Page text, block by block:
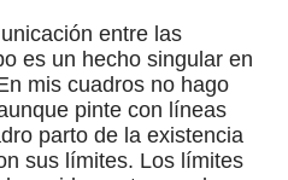
entre las
es un hecho singular en
mis cuadros no hago
pinte con líneas
parto de la existencia
sus límites. Los límites